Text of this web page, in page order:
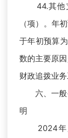
44.其他支
（项）。年
于年初预算
数的主要原
财政追拨业务
六、一般
明
2024年